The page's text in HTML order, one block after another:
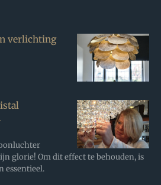
verlichting
glorie! Om dit effect te behouden, is
essentieel.